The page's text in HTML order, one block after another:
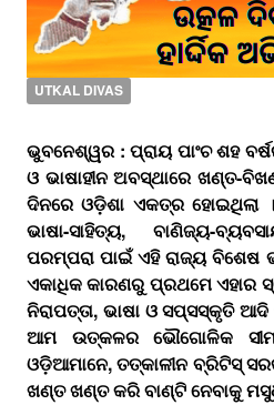
UTKAL DIVAS
ଭୁବନେଶ୍ୱର : ପ୍ରାୟ ପାଂଚ ଶହ ବର୍ଷର
ଓ ଭାଷାହୀନ ଅବସ୍ଥାରେ ଖଣ୍‌ତ-
ଦିନରେ ଓଡ଼ିଶା ଏକତ୍ର ହୋଇଥିଲା
ଭାଷା-ସାହିତ୍ୟ, ବାଣିଜ୍ୟ-
ପରମ୍ପରା ପାଇଁ ଏହି ରାଜ୍ୟ ବିଶେଷ
ଏକାଧିକ କାରଣରୁ ପ୍ରଥମେ ଏହାର
ନିରାପତ୍ତା, ଭାଷା ଓ ସପ୍ସସ୍କୃତି
ଆମ ଉତ୍କଳର ଭୌଗୋଳିକ
ଓଡ଼ିଆମାନେ, ତତ୍‌କାଳୀନ ବ୍ରିଟିସ୍‌
ଖଣ୍‌ତ ଖଣ୍‌ତ କରି ବାଣ୍ଟି ନେବାକୁ